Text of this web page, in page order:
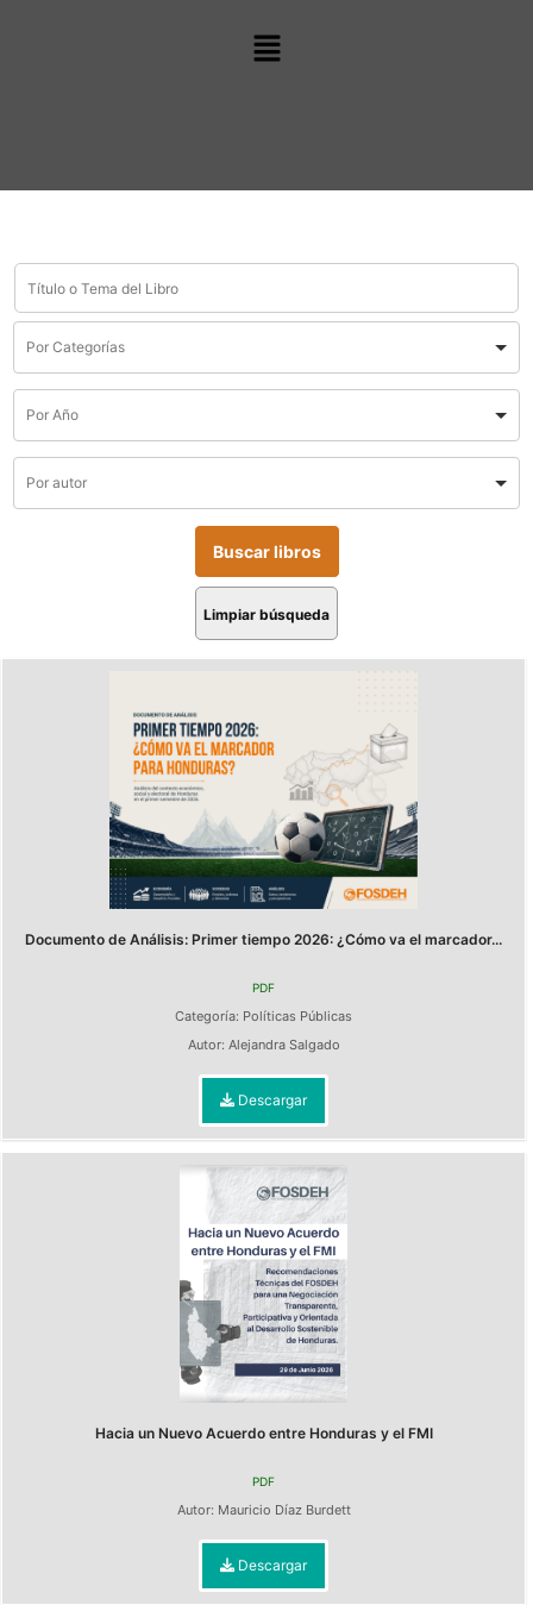
Limpiar búsqueda
Documento de Análisis: Primer tiempo 2026: ¿Cómo va el marcador...
PDF
Categoría: Políticas Públicas
Autor: Alejandra Salgado
Descargar
Hacia un Nuevo Acuerdo entre Honduras y el FMI
PDF
Autor: Mauricio Díaz Burdett
Descargar